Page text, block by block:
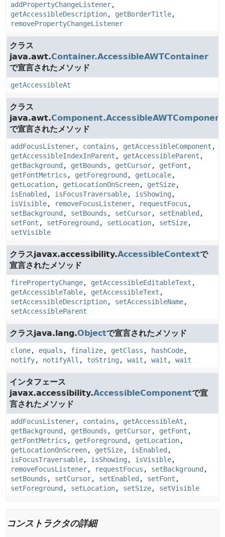
addPropertyChangeListener,
getAccessibleDescription, getBorderTitle,
removePropertyChangeListener
クラス
java.awt.Container.AccessibleAWTContainer
で宣言されたメソッド
getAccessibleAt
クラス
java.awt.Component.AccessibleAWTComponent
で宣言されたメソッド
addFocusListener, contains , getAccessibleComponent ,
getAccessibleIndexInParent , getAccessibleParent ,
getBackground , getBounds , getCursor, getFont ,
getFontMetrics , getForeground , getLocale,
getLocation, getLocationOnScreen, getSize,
isEnabled , isFocusTraversable, isShowing,
isVisible, removeFocusListener, requestFocus ,
setBackground , setBounds , setCursor, setEnabled ,
setFont , setForeground , setLocation, setSize,
setVisible
クラスjavax.accessibility.AccessibleContextで
宣言されたメソッド
firePropertyChange, getAccessibleEditableText ,
getAccessibleTable, getAccessibleText ,
setAccessibleDescription, setAccessibleName,
setAccessibleParent
クラスjava.lang.Objectで宣言されたメソッド
clone, equals , finalize, getClass , hashCode,
notify, notifyAll , toString, wait , wait , wait
インタフェース
javax.accessibility.AccessibleComponentで宣
言されたメソッド
addFocusListener, contains , getAccessibleAt ,
getBackground , getBounds , getCursor, getFont ,
getFontMetrics , getForeground , getLocation,
getLocationOnScreen, getSize, isEnabled ,
isFocusTraversable, isShowing, isVisible,
removeFocusListener, requestFocus , setBackground ,
setBounds , setCursor, setEnabled , setFont ,
setForeground , setLocation, setSize, setVisible
コンストラクタの詳細